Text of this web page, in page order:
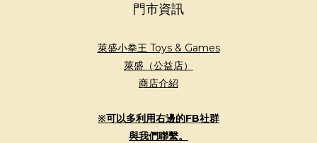
門市資訊
萊盛小拳王 Toys & Games
萊盛（公益店）
商店介紹
※可以多利用右邊的FB社群
與我們聯繫。